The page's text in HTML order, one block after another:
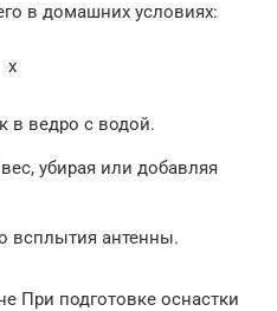
в домашних условиях:
x
в ведро с водой.
убирая или добавляя
всплытия антенны.
При подготовке оснастки